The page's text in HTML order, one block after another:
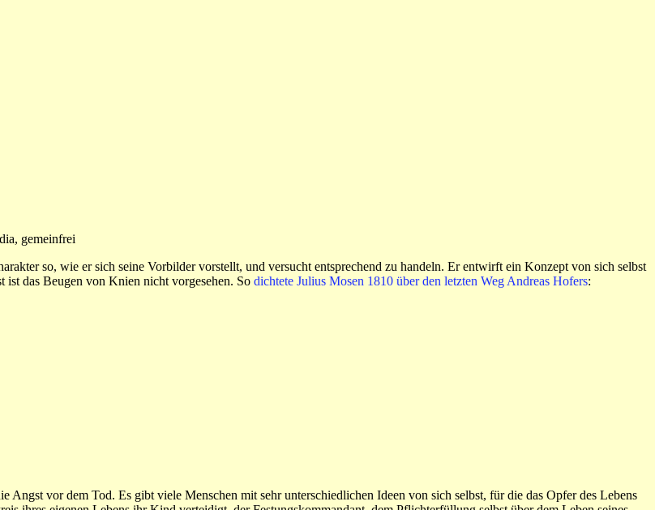
gemeinfrei
so, wie er sich seine Vorbilder vorstellt, und versucht entsprechend zu handeln. Er entwirft ein Konzept von sich selbst
ist das Beugen von Knien nicht vorgesehen. So dichtete Julius Mosen 1810 über den letzten Weg Andreas Hofers:
Angst vor dem Tod. Es gibt viele Menschen mit sehr unterschiedlichen Ideen von sich selbst, für die das Opfer des Lebens